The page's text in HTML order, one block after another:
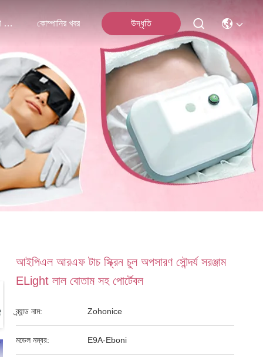
আমাদের সাথে যোগাযোগ কোম্পানির খবর উদ্ধৃতি
আইপিএল আরএফ টাচ স্ক্রিন চুল অপসারণ সৌন্দর্য সরঞ্জাম
ELight লাল বোতাম সহ পোর্টেবল
ব্র্যান্ড নাম: Zohonice
মডেল নম্বর: E9A-Eboni